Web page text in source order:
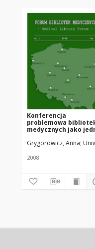
Konferencja
problemowa
medycznych jako
Grygorowicz, Anna
2008